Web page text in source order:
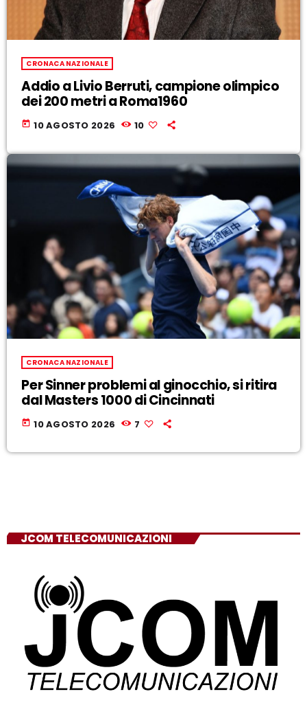
CRONACA NAZIONALE
Addio a Livio Berruti, campione olimpico
dei 200 metri a Roma1960
today 10 AGOSTO 2026 10
CRONACA NAZIONALE
Per Sinner problemi al ginocchio, si ritira
dal Masters 1000 di Cincinnati
today 10 AGOSTO 2026 7
JCOM TELECOMUNICAZIONI